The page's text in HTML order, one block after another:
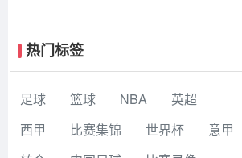
热门标签
足球 篮球 NBA
英超
西甲
比赛集锦 世界杯
意甲